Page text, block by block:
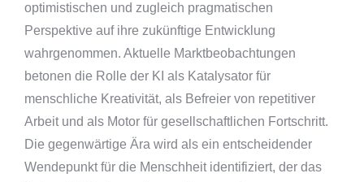
optimistischen und zugleich pragmatischen
Perspektive auf ihre zukünftige Entwicklung
wahrgenommen. Aktuelle Marktbeobachtungen
betonen die Rolle der KI als Katalysator für
menschliche Kreativität, als Befreier von repetitiver
Arbeit und als Motor für gesellschaftlichen Fortschritt.
Die gegenwärtige Ära wird als ein entscheidender
Wendepunkt für die Menschheit identifiziert, der das